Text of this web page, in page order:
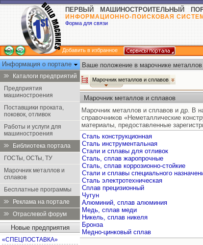
ПЕРВЫЙ МАШИНОСТРОИТЕЛЬНЫЙ
ИНФОРМАЦИОННО-ПОИСКОВАЯ
Форма для связи
Добавить в избранное
Информация о портале
Каталоги предприятий
Предприятия
машиностроения
Поставщики проката,
поковок, отливок
Работы и услуги для
машиностроения
Библиотека портала
ГОСТы, ОСТы, ТУ
Марочник металлов и
сплавов
Бесплатные программы
Реклама на портале
Отраслевой форум
Новые предприятия
«СПЕЦПОСТАВКА»
Ваше положение в марочнике
Марочник металлов и сплавов
Марочник металлов и сплавов
Марочник металлов и сплавов и др. В
справочников «Неметаллические
материалы, предоставленные
Сталь конструкционная
Сталь инструментальная
Стали и сплавы для отливок
Сталь, сплав жаропрочные
Сталь, сплав коррозионно-стойкие
Стали и сплавы специального
Сталь электротехническая
Сплав прецизионный
Чугун
Алюминий, сплав алюминия
Медь, сплав меди
Никель, сплав никеля
Бронза
Медно-цинковый сплав